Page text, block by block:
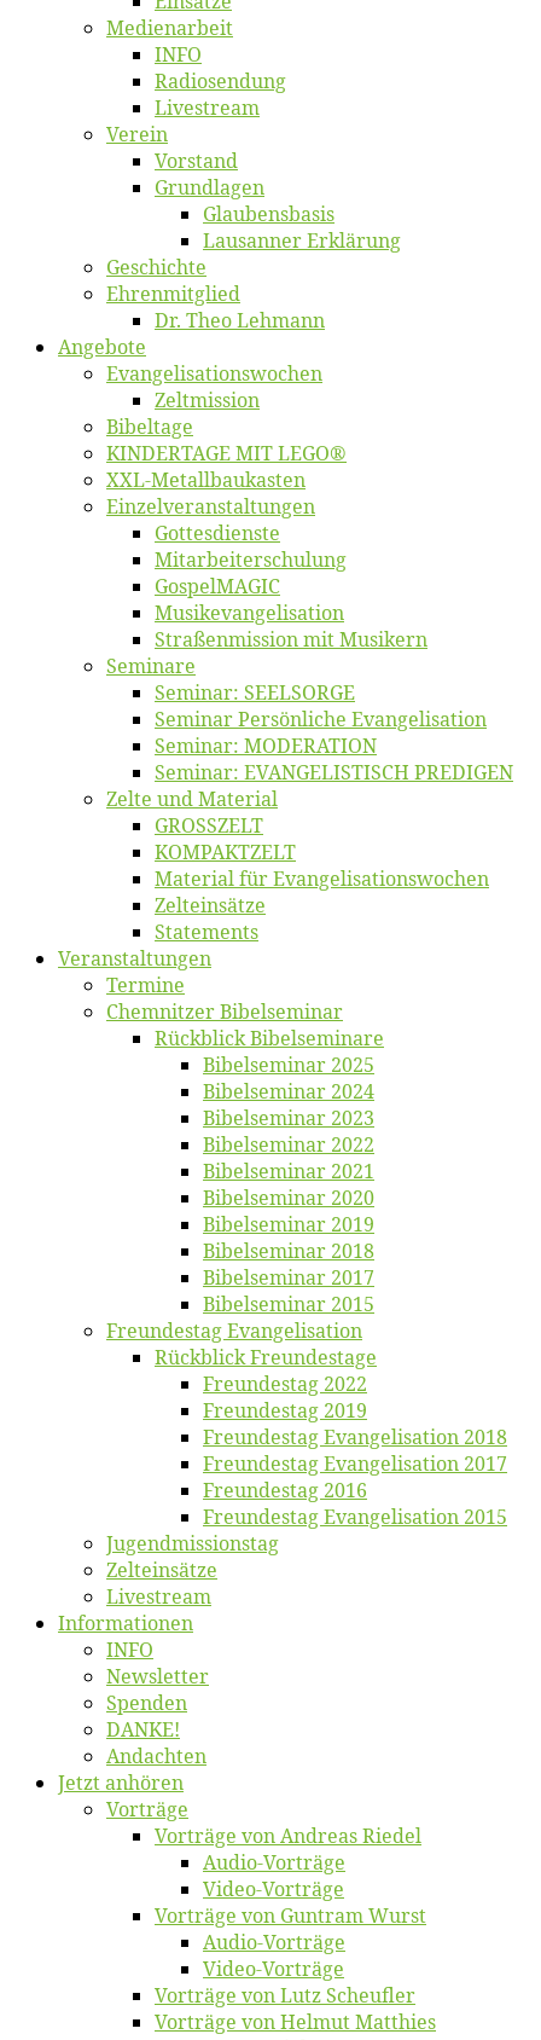
Me­di­en­ar­beit
INFO
Ra­dio­sen­dung
Live­stream
Ver­ein
Vor­stand
Grund­la­gen
Glaubens­ba­sis
Lausan­ner Erklärung
Ge­schich­te
Eh­ren­mit­glied
Dr. Theo Lehmann
An­ge­bo­te
Evangelisa­tions­wo­chen
Zelt­mis­si­on
Bi­bel­ta­ge
KINDERTAGE MIT LEGO®
XXL-Me­­tal­l­­bau­­kas­­ten
Einzelver­an­stal­tungen
Got­tes­diens­te
Mitarbeiter­schulung
Gos­pel­MA­GIC
Musikevan­ge­li­sa­tion
Straßenmis­sion mit Musikern
Se­mi­na­re
Se­mi­nar: SEELSORGE
Se­mi­nar Per­sön­li­che Evangelisation
Se­mi­nar: MODERATION
Se­mi­nar: EVANGELISTISCH PREDIGEN
Zel­te und Material
GROSSZELT
KOMPAKTZELT
Ma­te­ri­al für Evangelisationswochen
Zelt­ein­sät­ze
State­ments
Ver­an­stal­tun­gen
Ter­mi­ne
Chemnit­zer Bibelseminar
Rück­blick Bibelseminare
Bi­bel­se­mi­nar 2025
Bi­bel­se­mi­nar 2024
Bi­bel­se­mi­nar 2023
Bi­bel­se­mi­nar 2022
Bi­bel­se­mi­nar 2021
Bi­bel­se­mi­nar 2020
Bi­bel­se­mi­nar 2019
Bi­bel­se­mi­nar 2018
Bibelsemi­nar 2017
Bibelsemi­nar 2015
Freun­des­tag Evangelisation
Rück­blick Freundestage
Freun­des­tag 2022
Freun­des­tag 2019
Freun­des­tag Evan­ge­li­sa­ti­on 2018
Freun­des­tag Evan­ge­li­sa­ti­on 2017
Freun­des­tag 2016
Freun­des­tag Evan­ge­li­sa­ti­on 2015
Jugend­mis­sions­tag
Zelt­ein­sät­ze
Live­stream
Informatio­nen
INFO
News­let­ter
Spen­den
DANKE!
An­dach­ten
Jetzt an­hö­ren
Vor­trä­ge
Vor­trä­ge von An­dre­as Riedel
Au­dio-Vor­trä­ge
Vi­deo-Vor­trä­ge
Vor­trä­ge von Gun­tram Wurst
Au­dio-Vor­trä­ge
Vi­deo-Vor­trä­ge
Vor­trä­ge von Lutz Scheufler
Vor­trä­ge von Hel­mut Matthies